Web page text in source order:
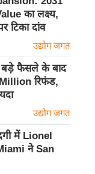
का लक्ष्य,
टिका दांव
उद्योग जगत
फैसले के बाद
रिफंड,
उद्योग जगत
में Lionel
ने San